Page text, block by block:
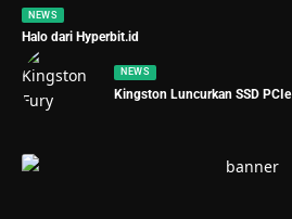
NEWS
Halo dari Hyperbit.id
NEWS
Kingston Luncurkan SSD